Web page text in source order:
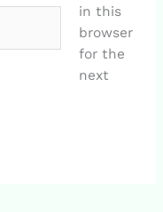
in this
browser
for the
next